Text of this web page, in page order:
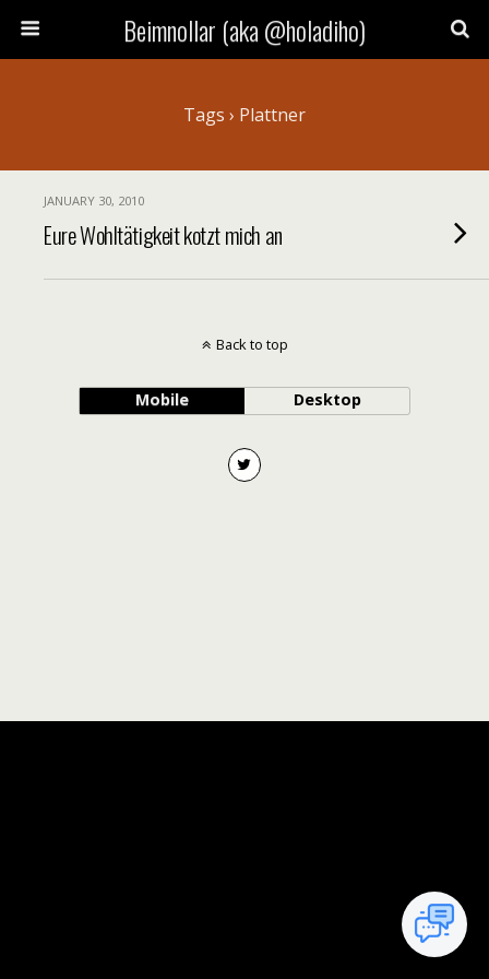
Beimnollar (aka @holadiho)
Tags › Plattner
JANUARY 30, 2010
Eure Wohltätigkeit kotzt mich an
Back to top
Mobile Desktop